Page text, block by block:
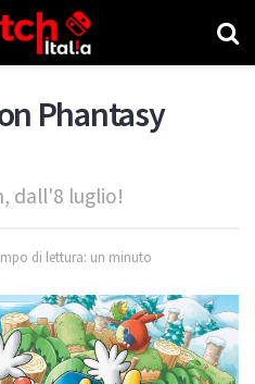
Phantasy
dall'8 luglio!
di lettura: un minuto